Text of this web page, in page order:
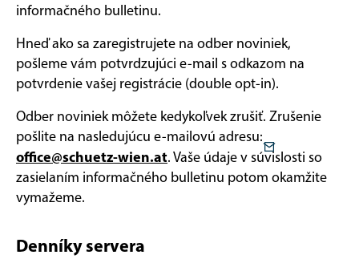
informačného bulletinu.
Hneď ako sa zaregistrujete na odber noviniek,
pošleme vám potvrdzujúci e-mail s odkazom na
potvrdenie vašej registrácie (double opt-in).
Odber noviniek môžete kedykoľvek zrušiť. Zrušenie
pošlite na nasledujúcu e-mailovú adresu:
office@schuetz-wien.at. Vaše údaje v súvislosti so
zasielaním informačného bulletinu potom okamžite
vymažeme.
Denníky servera